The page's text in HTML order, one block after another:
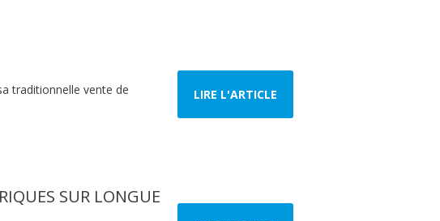
traditionnelle vente de
LIRE L'ARTICLE
SUR LONGUE